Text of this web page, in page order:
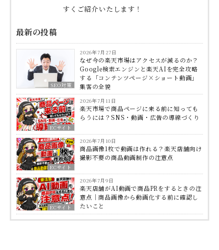
すくご紹介いたします！
最新の投稿
SEO対策
2026年7月27日
なぜ今の楽天市場はアクセスが減るのか？
Google検索エンジンと楽天AIを完全攻略
する「コンテンツページ×ショート動画」
集客の全貌
ECサイト
2026年7月11日
楽天市場で商品ページに来る前に知っても
らうには？SNS・動画・広告の導線づくり
ECサイト
2026年7月10日
商品画像1枚で動画は作れる？楽天店舗向け
撮影不要の商品動画制作の注意点
ECサイト
2026年7月9日
楽天店舗がAI動画で商品PRをするときの注
意点｜商品画像から動画化する前に確認し
たいこと